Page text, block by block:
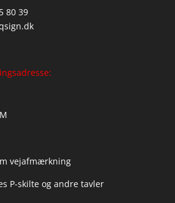
80 39
vejafmærkning
P-skilte og andre tavler